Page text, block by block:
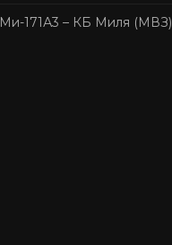
Ми-171А3 – КБ Миля (МВЗ)